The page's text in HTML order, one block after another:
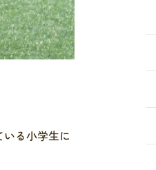
る小学生に